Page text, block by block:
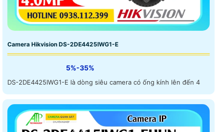
Camera Hikvision DS-2DE4425IWG1-E
5%-35%
DS-2DE4425IWG1-E là dòng siêu camera có ống kính lên đến 4